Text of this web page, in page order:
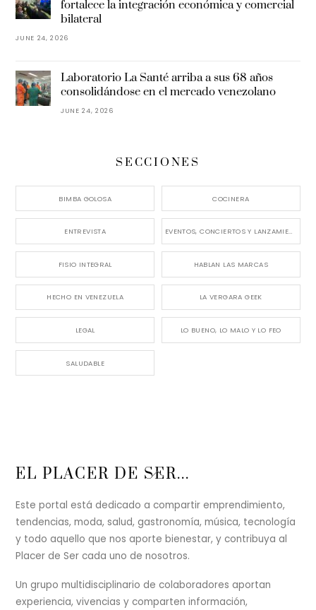
fortalece la integración económica y comercial
bilateral
JUNE 24, 2026
Laboratorio La Santé arriba a sus 68 años
consolidándose en el mercado venezolano
JUNE 24, 2026
SECCIONES
BIMBA GOLOSA COCINERA
ENTREVISTA EVENTOS, CONCIERTOS Y LANZAMIENTOS
FISIO INTEGRAL HABLAN LAS MARCAS
HECHO EN VENEZUELA LA VERGARA GEEK
LEGAL LO BUENO, LO MALO Y LO FEO
SALUDABLE
Back
Top
EL PLACER DE SER...
Este portal está dedicado a compartir emprendimiento,
tendencias, moda, salud, gastronomía, música, tecnología
y todo aquello que nos aporte bienestar, y contribuya al
Placer de Ser cada uno de nosotros.
Un grupo multidisciplinario de colaboradores aportan
experiencia, vivencias y comparten información,